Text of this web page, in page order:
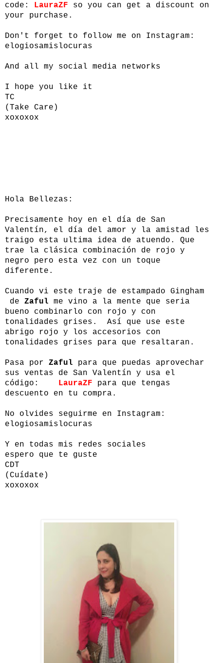
code: LauraZF so you can get a discount on
your purchase.
Don't forget to follow me on Instagram:
elogiosamislocuras
And all my social media networks
I hope you like it
TC
(Take Care)
xoxoxox
Hola Bellezas:
Precisamente hoy en el día de San
Valentín, el día del amor y la amistad les
traigo esta ultima idea de atuendo. Que
trae la clásica combinación de rojo y
negro pero esta vez con un toque
diferente.
Cuando vi este traje de estampado Gingham
de Zaful me vino a la mente que seria
bueno combinarlo con rojo y con
tonalidades grises. Así que use este
abrigo rojo y los accesorios con
tonalidades grises para que resaltaran.
Pasa por Zaful para que puedas aprovechar
sus ventas de San Valentín y usa el
código: LauraZF para que tengas
descuento en tu compra.
No olvides seguirme en Instagram:
elogiosamislocuras
Y en todas mis redes sociales
espero que te guste
CDT
(Cuídate)
xoxoxox